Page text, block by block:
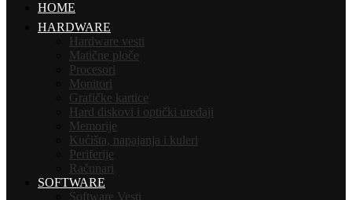
HOME
HARDWARE
Hardware vesti
Matične ploče
Procesori
Monitori
Grafičke kartice
Hard diskovi i optički uređaji
Memorije
Kućišta, napajanja i kuleri
Periferije
Računari
SOFTWARE
Software Vesti